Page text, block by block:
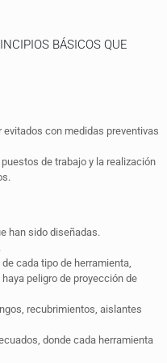
BÁSICOS QUE
con medidas preventivas
de trabajo y la realización
han sido diseñadas.
cada tipo de herramienta,
peligro de proyección de
recubrimientos, aislantes
donde cada herramienta